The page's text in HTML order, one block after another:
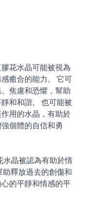
花水晶可能被視為
癒合的能力。 它可
焦慮和恐懼，幫助
和和諧。 也可能被
用的水晶，有助於
個體的自信和勇
水晶被認為有助於情
釋放過去的創傷和
的平靜和情感的平